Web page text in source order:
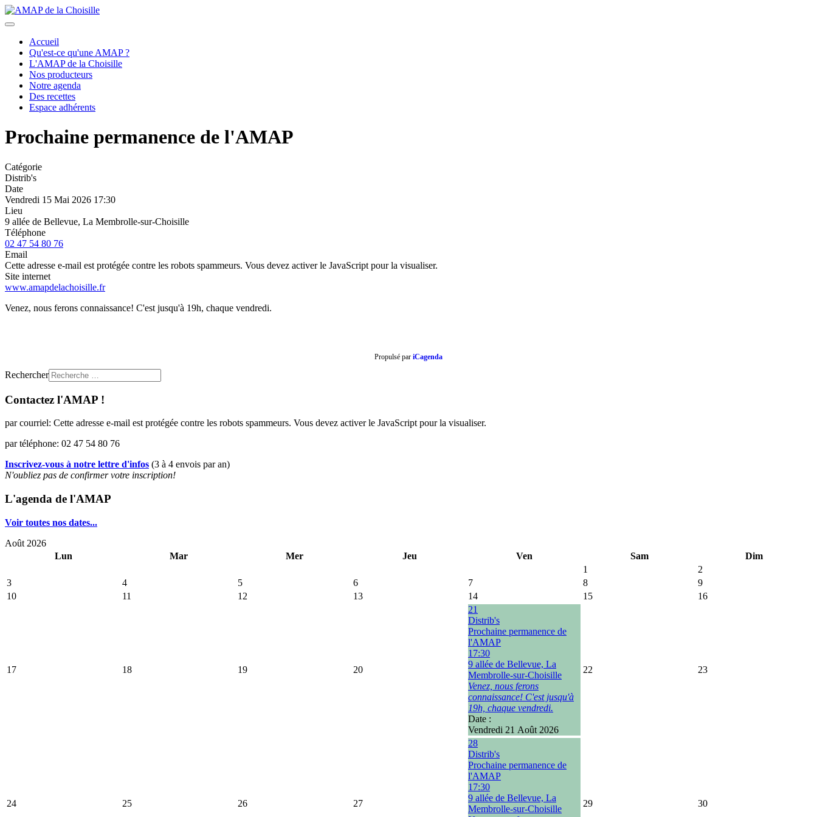
Accueil
Qu'est-ce qu'une AMAP ?
L'AMAP de la Choisille
Nos producteurs
Notre agenda
Des recettes
Espace adhérents
Prochaine permanence de l'AMAP
Catégorie
Distrib's
Date
Vendredi 15 Mai 2026 17:30
Lieu
9 allée de Bellevue, La Membrolle-sur-Choisille
Téléphone
02 47 54 80 76
Email
Cette adresse e-mail est protégée contre les robots spammeurs. Vous devez activer le JavaScript pour la visualiser.
Site internet
www.amapdelachoisille.fr
Venez, nous ferons connaissance! C'est jusqu'à 19h, chaque vendredi.
Propulsé par iCagenda
Rechercher
Contactez l'AMAP !
par courriel: Cette adresse e-mail est protégée contre les robots spammeurs. Vous devez activer le JavaScript pour la visualiser.
par téléphone: 02 47 54 80 76
Inscrivez-vous à notre lettre d'infos (3 à 4 envois par an)
N'oubliez pas de confirmer votre inscription!
L'agenda de l'AMAP
Voir toutes nos dates...
précédent
suivant
Août 2026
Lun
Mar Mer Jeu Ven Sam
Dim
1
2
3
4 5 6 7 8
9
10
11 12 13 14 15 16
17 18 19 20
21
Distrib's
Prochaine permanence de
l'AMAP
17:30
9 allée de Bellevue, La
Membrolle-sur-Choisille
Venez, nous ferons
connaissance! C'est jusqu'à
19h, chaque vendredi.
Date :
Vendredi 21 Août 2026
22 23
24 25 26 27
28
Distrib's
Prochaine permanence de
l'AMAP
17:30
9 allée de Bellevue, La
Membrolle-sur-Choisille
29 30